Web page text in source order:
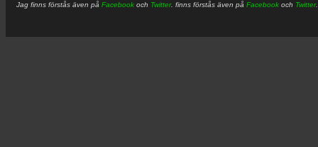
Jag finns förstås även på Facebook och Twitter. finns förstås även på Facebook och Twitter.